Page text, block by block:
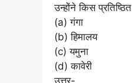
उन्होंने किस
(a) गंगा
(b) हिमालय
(c) यमुना
(d) कावेरी
उत्तर-